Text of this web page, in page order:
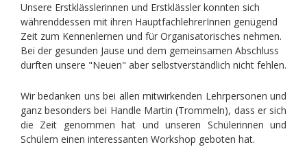
Unsere Erstklässlerinnen und Erstklässler konnten sich
währenddessen mit ihren HauptfachlehrerInnen genügend
Zeit zum Kennenlernen und für Organisatorisches nehmen.
Bei der gesunden Jause und dem gemeinsamen Abschluss
durften unsere "Neuen" aber selbstverständlich nicht fehlen.
Wir bedanken uns bei allen mitwirkenden Lehrpersonen und
ganz besonders bei Handle Martin (Trommeln), dass er sich
die Zeit genommen hat und unseren Schülerinnen und
Schülern einen interessanten Workshop geboten hat.